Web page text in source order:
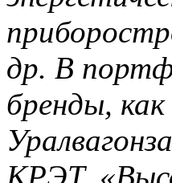
др. В
бренды,
КРЭТ,